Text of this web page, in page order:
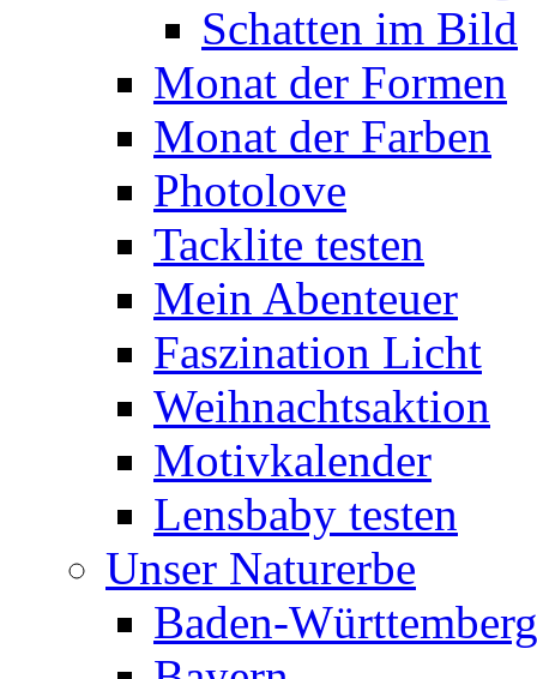
Schatten im Bild
Monat der Formen
Monat der Farben
Photolove
Tacklite testen
Mein Abenteuer
Faszination Licht
Weihnachtsaktion
Motivkalender
Lensbaby testen
Unser Naturerbe
Baden-Württemberg